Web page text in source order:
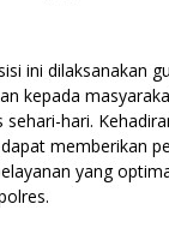
ini dilaksanakan
kepada
hari.
memberikan
yang